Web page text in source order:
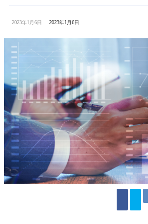
2023年1月6日 2023年1月6日